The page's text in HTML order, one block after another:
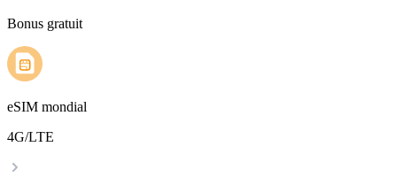
Bonus gratuit
eSIM mondial
4G/LTE